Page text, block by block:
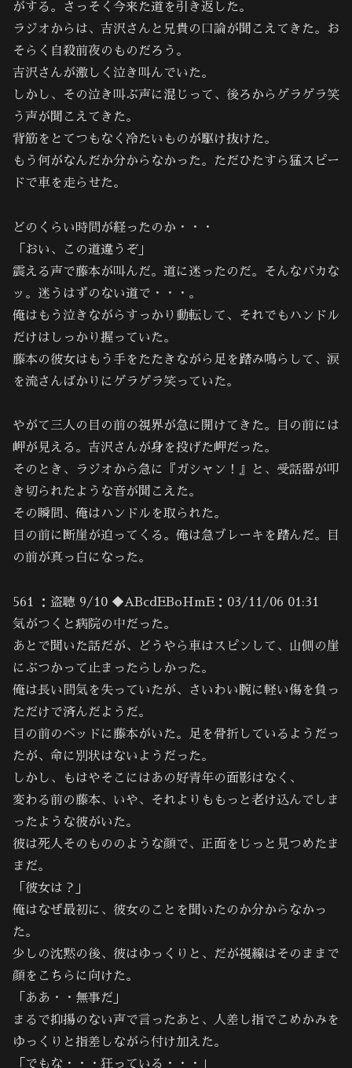
がする。さっそく今来た道を引き返した。
ラジオからは、吉沢さんと兄貴の口論が聞こえてきた。お
そらく自殺前夜のものだろう。
吉沢さんが激しく泣き叫んでいた。
しかし、その泣き叫ぶ声に混じって、後ろからゲラゲラ笑
う声が聞こえてきた。
背筋をとてつもなく冷たいものが駆け抜けた。
もう何がなんだか分からなかった。ただひたすら猛スピー
ドで車を走らせた。
どのくらい時間が経ったのか・・・
「おい、この道違うぞ」
震える声で藤本が叫んだ。道に迷ったのだ。そんなバカな
ッ。迷うはずのない道で・・・。
俺はもう泣きながらすっかり動転して、それでもハンドル
だけはしっかり握っていた。
藤本の彼女はもう手をたたきながら足を踏み鳴らして、涙
を流さんばかりにゲラゲラ笑っていた。
やがて三人の目の前の視界が急に開けてきた。目の前には
岬が見える。吉沢さんが身を投げた岬だった。
そのとき、ラジオから急に『ガシャン！』と、受話器が叩
き切られたような音が聞こえた。
その瞬間、俺はハンドルを取られた。
目の前に断崖が迫ってくる。俺は急ブレーキを踏んだ。目
の前が真っ白になった。
561 ：盗聴 9/10 ◆ABcdEBoHmE：03/11/06 01:31
気がつくと病院の中だった。
あとで聞いた話だが、どうやら車はスピンして、山側の崖
にぶつかって止まったらしかった。
俺は長い間気を失っていたが、さいわい腕に軽い傷を負っ
ただけで済んだようだ。
目の前のベッドに藤本がいた。足を骨折しているようだっ
たが、命に別状はないようだった。
しかし、もはやそこにはあの好青年の面影はなく、
変わる前の藤本、いや、それよりももっと老け込んでしま
ったような彼がいた。
彼は死人そのもののような顔で、正面をじっと見つめたま
まだ。
「彼女は？」
俺はなぜ最初に、彼女のことを聞いたのか分からなかっ
た。
少しの沈黙の後、彼はゆっくりと、だが視線はそのままで
顔をこちらに向けた。
「ああ・・無事だ」
まるで抑揚のない声で言ったあと、人差し指でこめかみを
ゆっくりと指差しながら付け加えた。
「でもな・・・狂っている・・・」